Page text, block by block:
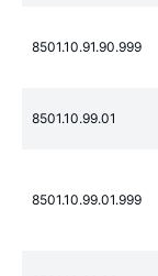
8501.10.91.90.999
8501.10.99.01
8501.10.99.01.999